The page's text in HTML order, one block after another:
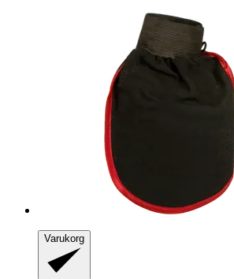
Varukorg